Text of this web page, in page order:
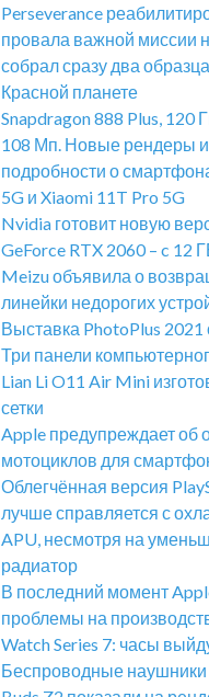
Perseverance
провала важной миссии
собрал сразу два
Красной планете
Snapdragon 888 Plus, 120
108 Мп. Новые рендеры и
подробности о
5G и Xiaomi 11T Pro 5G
Nvidia готовит новую
GeForce RTX 2060 – c 12
Meizu объявила о
линейки недорогих
Выставка PhotoPlus 2021
Три панели
Lian Li O11 Air Mini
сетки
Apple предупреждает об
мотоциклов для
Облегчённая версия
лучше справляется с
APU, несмотря на
радиатор
В последний момент
проблемы на
Watch Series 7: часы
Беспроводные наушники